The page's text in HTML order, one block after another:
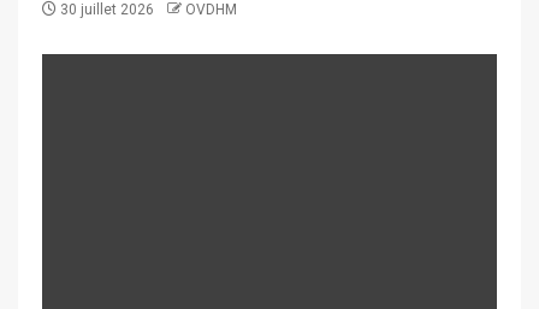
30 juillet 2026 OVDHM